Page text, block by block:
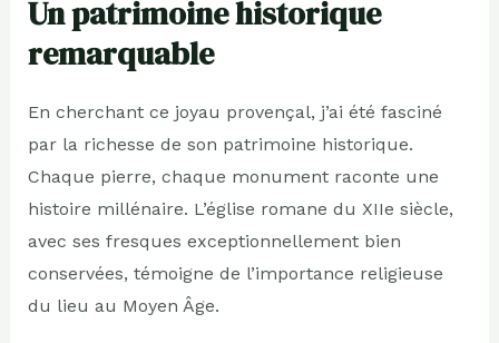
Un patrimoine historique
remarquable
En cherchant ce joyau provençal, j’ai été fasciné
par la richesse de son patrimoine historique.
Chaque pierre, chaque monument raconte une
histoire millénaire. L’église romane du XIIe siècle,
avec ses fresques exceptionnellement bien
conservées, témoigne de l’importance religieuse
du lieu au Moyen Âge.